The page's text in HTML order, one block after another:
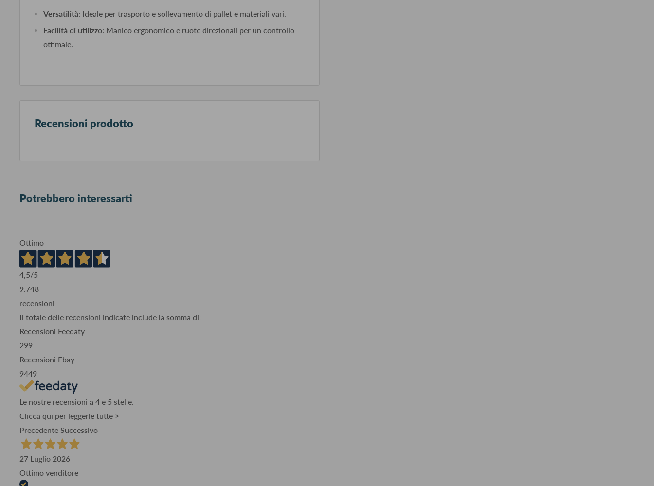
Versatilità: Ideale per trasporto e sollevamento di pallet e materiali vari.
Facilità di utilizzo: Manico ergonomico e ruote direzionali per un controllo
ottimale.
Recensioni prodotto
Potrebbero interessarti
Ottimo
4,5/5
9.748
recensioni
Il totale delle recensioni indicate include la somma di:
Recensioni Feedaty
299
Recensioni Ebay
9449
Le nostre recensioni a 4 e 5 stelle.
Clicca qui per leggerle tutte >
Precedente Successivo
27 Luglio 2026
Ottimo venditore